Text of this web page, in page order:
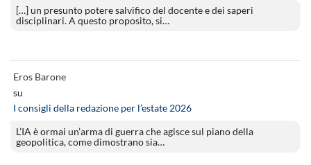
[…] un presunto potere salvifico del docente e dei saperi
disciplinari. A questo proposito, si…
Eros Barone
su
I consigli della redazione per l’estate 2026
L’IA è ormai un’arma di guerra che agisce sul piano della
geopolitica, come dimostrano sia…